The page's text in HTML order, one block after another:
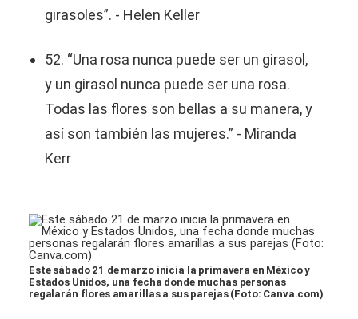
girasoles”. - Helen Keller
52. “Una rosa nunca puede ser un girasol,
y un girasol nunca puede ser una rosa.
Todas las flores son bellas a su manera, y
así son también las mujeres.” - Miranda
Kerr
Este sábado 21 de marzo inicia la primavera en México y
Estados Unidos, una fecha donde muchas personas
regalarán flores amarillas a sus parejas (Foto: Canva.com)